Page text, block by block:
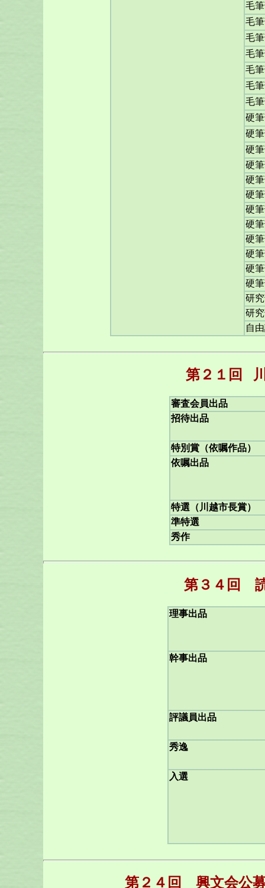
毛
毛
毛
毛
毛
毛
毛
硬
硬
硬
硬
硬
硬
硬
硬
硬
硬
硬
硬
研
研
自
第２１回
審査会員出品
招待出品
特別賞（依嘱作品）
依嘱出品
特選（川越市長賞）
準特選
秀作
第３４回
理事出品
幹事出品
評議員出品
秀逸
入選
第２４回 興文会公